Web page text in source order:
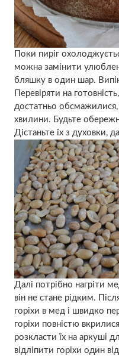
Поки пиріг
можна замінити
бляшку в один шар.
Перевіряти на
достатньо
хвилини. Будьте
Дістаньте їх з духовки,
Далі потрібно нагріти
він не стане рідким.
горіхи в мед і швидко
горіхи повністю
розкласти їх на аркуші
відліпити горіхи один